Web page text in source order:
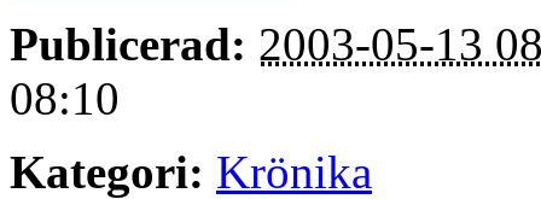
Publicerad: 2003-05-13
08:10
Kategori: Krönika